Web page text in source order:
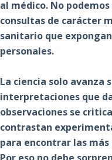
al médico. No
consultas de carácter
sanitario que
personales.
La ciencia solo avanza
interpretaciones que
observaciones se
contrastan
para encontrar las